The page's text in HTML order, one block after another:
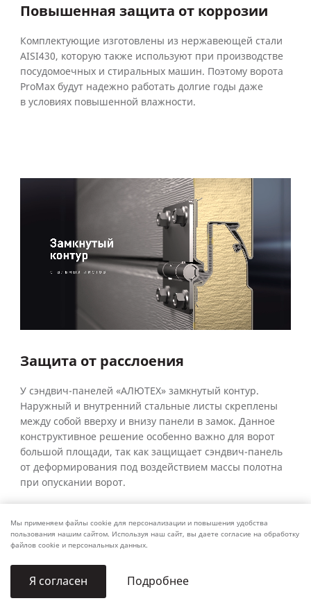
Повышенная защита от коррозии
Комплектующие изготовлены из нержавеющей стали
AISI430, которую также используют при производстве
посудомоечных и стиральных машин. Поэтому ворота
ProMax будут надежно работать долгие годы даже
в условиях повышенной влажности.
Защита от расслоения
У сэндвич-панелей «АЛЮТЕХ» замкнутый контур.
Наружный и внутренний стальные листы скреплены
между собой вверху и внизу панели в замок. Данное
конструктивное решение особенно важно для ворот
большой площади, так как защищает сэндвич-панель
от деформирования под воздействием массы полотна
при опускании ворот.
Мы применяем файлы cookie для персонализации и повышения удобства
пользования нашим сайтом. Используя наш сайт, вы даете согласие на обработку
файлов cookie и персональных данных.
Я согласен Подробнее